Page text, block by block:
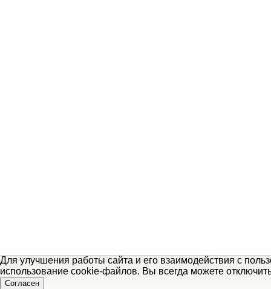
Для улучшения работы сайта и его взаимодействия с
использование cookie-файлов. Вы всегда можете
Согласен